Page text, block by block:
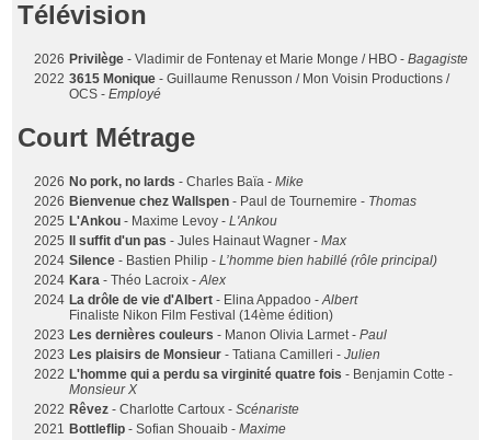
Télévision
2026 Privilège - Vladimir de Fontenay et Marie Monge / HBO -Bagagiste
2022 3615 Monique - Guillaume Renusson / Mon Voisin Productions /
OCS -Employé
Court Métrage
2026 No pork, no lards - Charles Baïa -Mike
2026 Bienvenue chez Wallspen - Paul de Tournemire - Thomas
2025 L'Ankou - Maxime Levoy -L'Ankou
2025
Il suffit d'un pas - Jules Hainaut Wagner -Max
2024 Silence - Bastien Philip -L’homme bien habillé (rôle principal)
2024 Kara - Théo Lacroix -Alex
2024 La drôle de vie d'Albert - Elina Appadoo -Albert
Finaliste Nikon Film Festival (14ème édition)
2023 Les dernières couleurs - Manon Olivia Larmet -Paul
2023 Les plaisirs de Monsieur - Tatiana Camilleri -Julien
2022 L'homme qui a perdu sa virginité quatre fois - Benjamin Cotte -
Monsieur X
2022 Rêvez - Charlotte Cartoux -Scénariste
2021 Bottleflip - Sofian Shouaib -Maxime